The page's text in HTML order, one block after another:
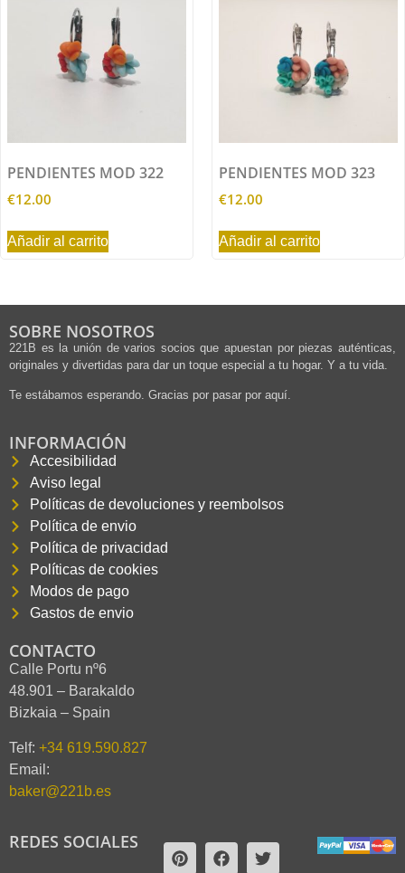
PENDIENTES MOD 322
€12.00
Añadir al carrito
PENDIENTES MOD 323
€12.00
Añadir al carrito
SOBRE NOSOTROS
221B es la unión de varios socios que apuestan por piezas auténticas,
originales y divertidas para dar un toque especial a tu hogar. Y a tu vida.
Te estábamos esperando. Gracias por pasar por aquí.
INFORMACIÓN
Accesibilidad
Aviso legal
Políticas de devoluciones y reembolsos
Política de envio
Política de privacidad
Políticas de cookies
Modos de pago
Gastos de envio
CONTACTO
Calle Portu nº6
48.901 – Barakaldo
Bizkaia – Spain
Telf: +34 619.590.827
Email:
baker@221b.es
REDES SOCIALES